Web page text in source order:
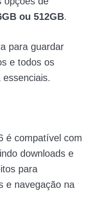
ou 512GB.
para guardar
e todos os
é compatível com
downloads e
para
e navegação na